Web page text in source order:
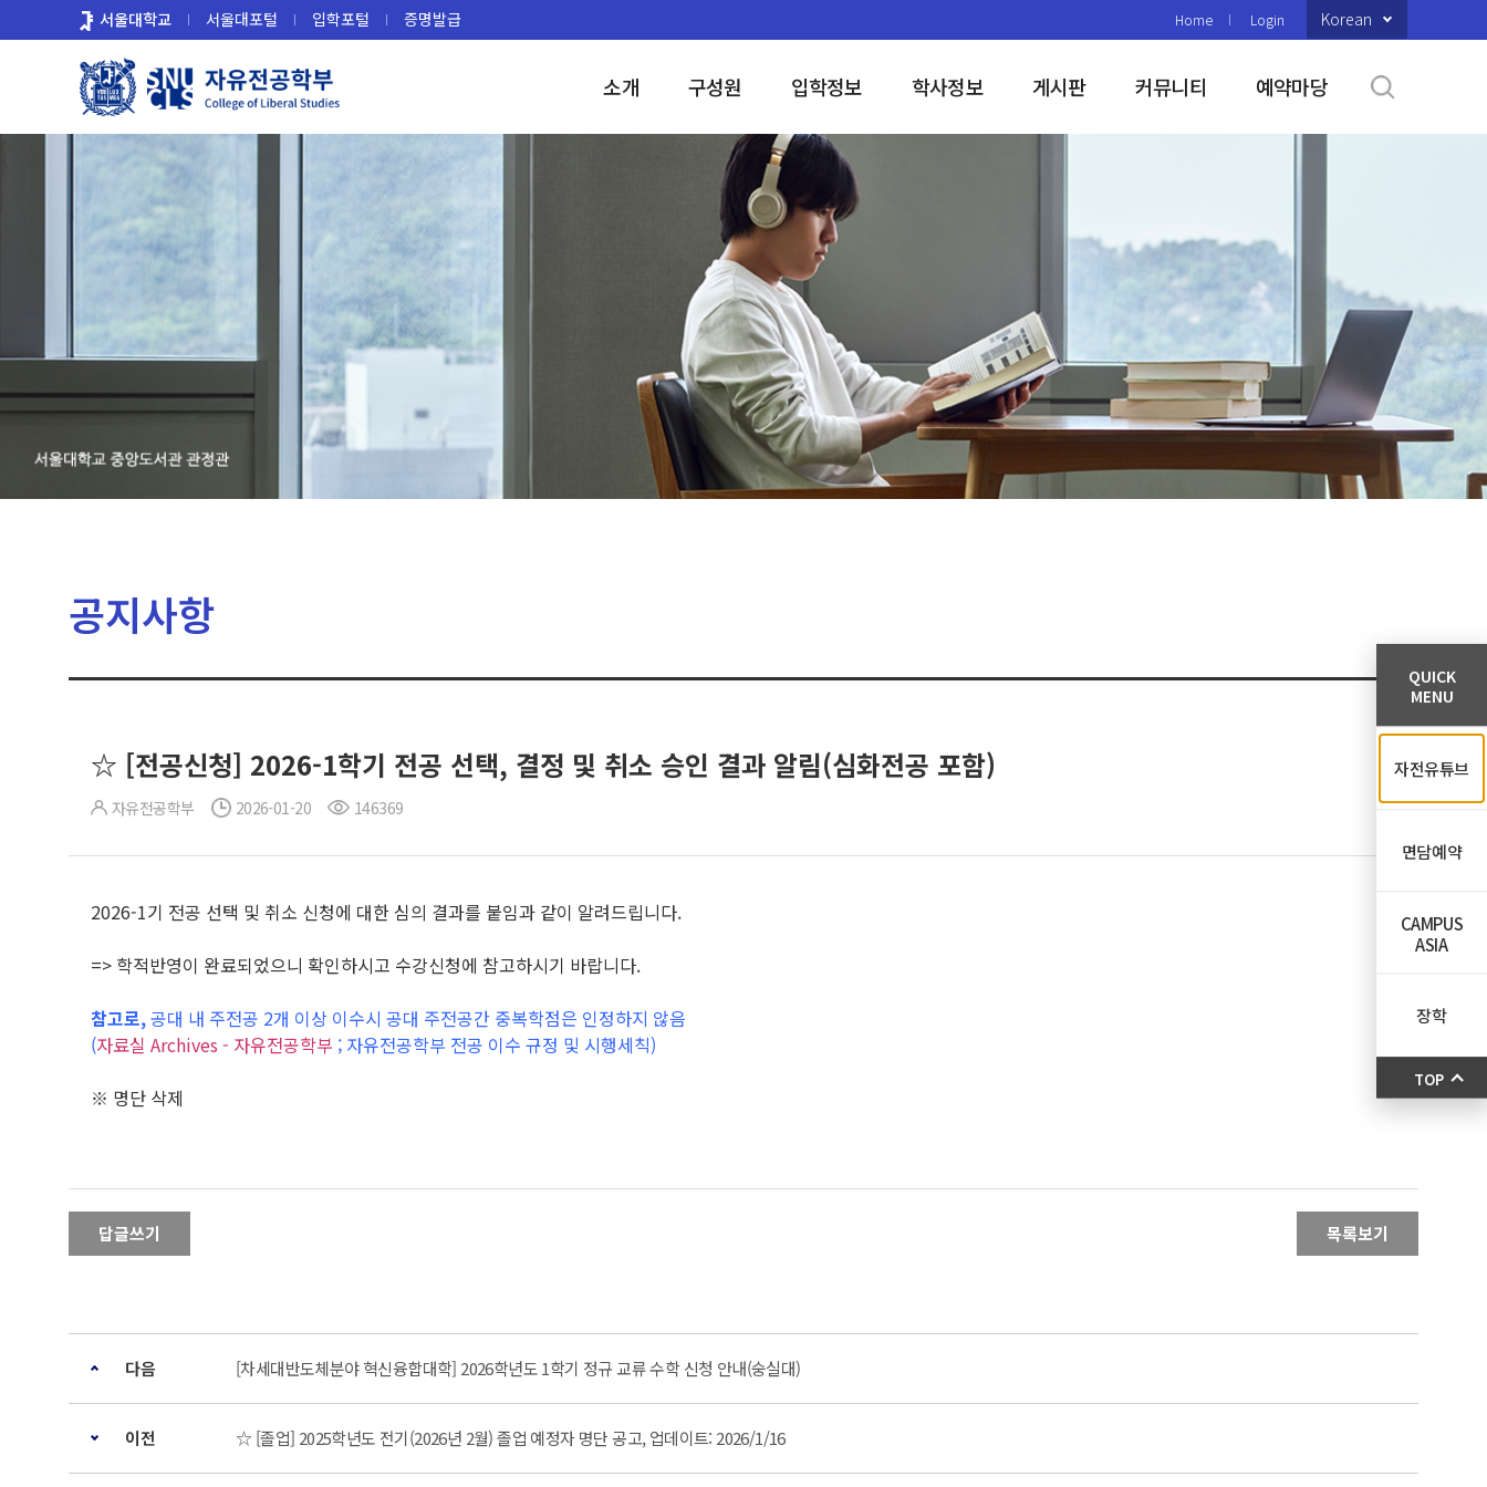
로
서울대학교 서울대포털 입학포털 증명발급 Home Login Korean
소개 구성원 입학정보 학사정보 게시판 커뮤니티 예약마당
공지사항
☆ [전공신청] 2026-1학기 전공 선택, 결정 및 취소 승인 결과 알림(심화전공 포함)
자유전공학부 2026-01-20 146369
2026-1기 전공 선택 및 취소 신청에 대한 심의 결과를 붙임과 같이 알려드립니다.
=> 학적반영이 완료되었으니 확인하시고 수강신청에 참고하시기 바랍니다.
참고로,공대 내 주전공 2개 이상 이수시 공대 주전공간 중복학점은 인정하지 않음
(자료실 Archives - 자유전공학부 ; 자유전공학부 전공 이수 규정 및 시행세칙)
※ 명단 삭제
답글쓰기 목록보기
다음 [차세대반도체분야 혁신융합대학] 2026학년도 1학기 정규 교류 수학 신청 안내(숭실대)
이전 ☆ [졸업] 2025학년도 전기(2026년 2월) 졸업 예정자 명단 공고, 업데이트: 2026/1/16
QUICK
MENU
자전유튜브
면담예약
CAMPUS
ASIA
장학
TOP